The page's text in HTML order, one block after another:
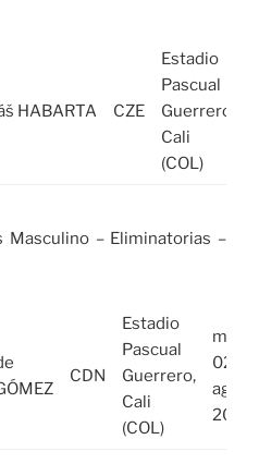
HABARTA CZE
Estadio
Pascual
Guerrero,
Cali
(COL)
– Eliminatorias –
CDN
Estadio
Pascual
Guerrero,
Cali
(COL)
mar,
02
ago
2022